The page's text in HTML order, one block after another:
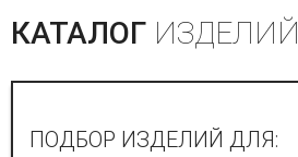
КАТАЛОГ ИЗДЕЛИЙ
ПОДБОР ИЗДЕЛИЙ ДЛЯ: